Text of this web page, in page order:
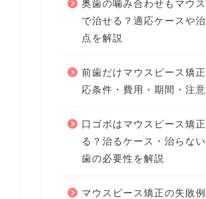
奥歯の噛み合わせもマウ
で治せる？適応ケースや
点を解説
前歯だけマウスピース矯
応条件・費用・期間・注
口ゴボはマウスピース矯
る？治るケース・治らな
歯の必要性を解説
マウスピース矯正の失敗